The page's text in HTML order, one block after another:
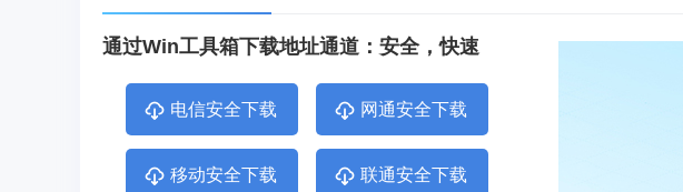
通过Win工具箱下载地址通道：安全，快速
电信安全下载 网通安全下载
移动安全下载 联通安全下载